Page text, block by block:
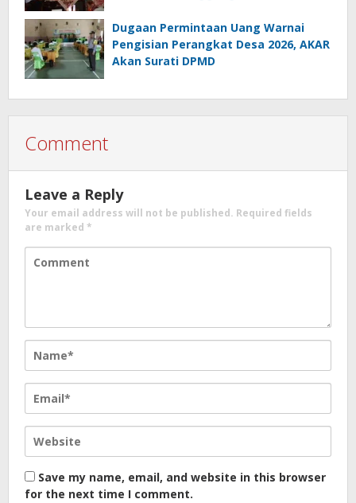
Dugaan Permintaan Uang Warnai
Pengisian Perangkat Desa 2026, AKAR
Akan Surati DPMD
Comment
Leave a Reply
Your email address will not be published. Required fields
are marked *
Save my name, email, and website in this browser
for the next time I comment.